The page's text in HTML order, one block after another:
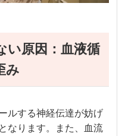
い原因：血液循
み
ルする神経伝達が妨げ
なります。また、血流